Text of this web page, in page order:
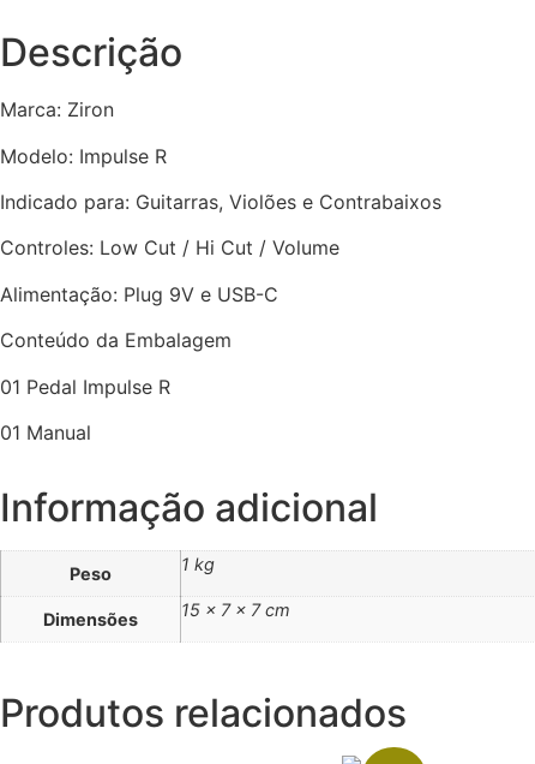
Descrição
Marca: Ziron
Modelo: Impulse R
Indicado para: Guitarras, Violões e Contrabaixos
Controles: Low Cut / Hi Cut / Volume
Alimentação: Plug 9V e USB-C
Conteúdo da Embalagem
01 Pedal Impulse R
01 Manual
Informação adicional
Peso 1 kg
Dimensões 15 × 7 × 7 cm
Produtos relacionados